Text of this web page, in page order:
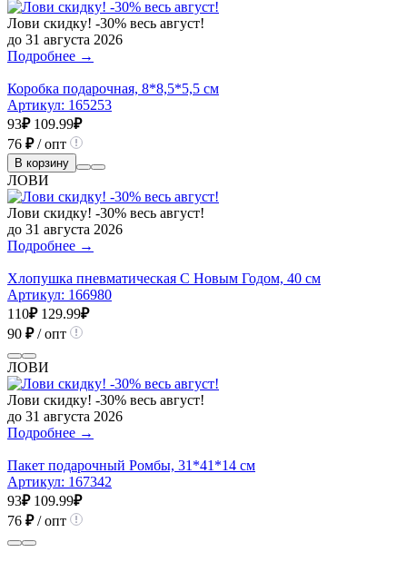
Лови скидку! -30% весь август!
до 31 августа 2026
Подробнее →
Коробка подарочная, 8*8,5*5,5 см
Артикул: 165253
93₽ 109.99₽
76 ₽/ опт
В корзину
ЛОВИ
Лови скидку! -30% весь август!
до 31 августа 2026
Подробнее →
Хлопушка пневматическая С Новым Годом, 40 см
Артикул: 166980
110₽ 129.99₽
90 ₽/ опт
ЛОВИ
Лови скидку! -30% весь август!
до 31 августа 2026
Подробнее →
Пакет подарочный Ромбы, 31*41*14 см
Артикул: 167342
93₽ 109.99₽
76 ₽/ опт